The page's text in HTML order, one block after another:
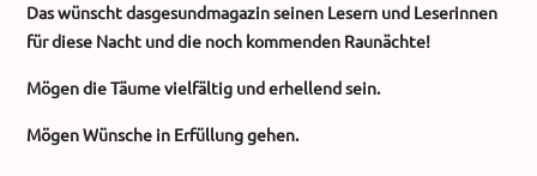
Das wünscht dasgesundmagazin seinen Lesern und Leserinnen
für diese Nacht und die noch kommenden Raunächte!
Mögen die Täume vielfältig und erhellend sein.
Mögen Wünsche in Erfüllung gehen.